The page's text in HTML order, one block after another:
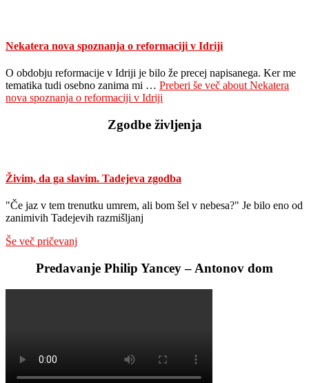
Nekatera nova spoznanja o reformaciji v Idriji
O obdobju reformacije v Idriji je bilo že precej napisanega. Ker me
tematika tudi osebno zanima mi … Preberi še več about Nekatera
nova spoznanja o reformaciji v Idriji
Zgodbe življenja
Živim, da ga slavim. Tadejeva zgodba
"Če jaz v tem trenutku umrem, ali bom šel v nebesa?" Je bilo eno od
zanimivih Tadejevih razmišljanj
Še več pričevanj
Predavanje Philip Yancey – Antonov dom